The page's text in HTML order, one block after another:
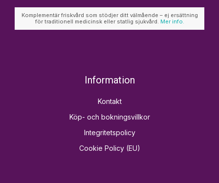
Komplementär friskvård som stödjer ditt välmående – ej ersättning
för traditionell medicinsk eller statlig sjukvård. Mer info.
Information
Kontakt
Köp- och bokningsvillkor
Integritetspolicy
Cookie Policy (EU)